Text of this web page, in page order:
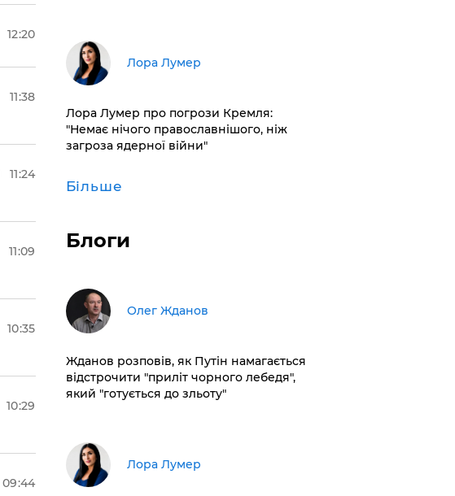
12:20
11:38
11:24
11:09
10:35
10:29
09:44
​Лора Лумер
Лора Лумер про погрози Кремля:
"Немає нічого православнішого, ніж
загроза ядерної війни"
Більше
Блоги
Олег Жданов
Жданов розповів, як Путін намагається
відстрочити "приліт чорного лебедя",
який "готується до зльоту"
​Лора Лумер